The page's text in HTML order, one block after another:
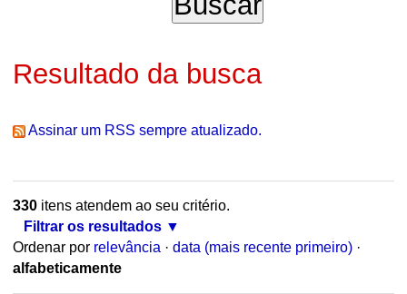
Resultado da busca
Assinar um RSS sempre atualizado.
330itens atendem ao seu critério.
Filtrar os resultados
Ordenar por relevância · data (mais recente primeiro) ·
alfabeticamente